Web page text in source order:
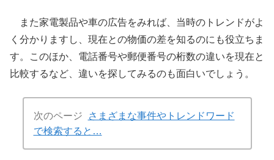
また家電製品や車の広告をみれば、当時のトレンドがよ
く分かりますし、現在との物価の差を知るのにも役立ちま
す。このほか、電話番号や郵便番号の桁数の違いを現在と
比較するなど、違いを探してみるのも面白いでしょう。
次のページ
さまざまな事件やトレンドワード
で検索すると…